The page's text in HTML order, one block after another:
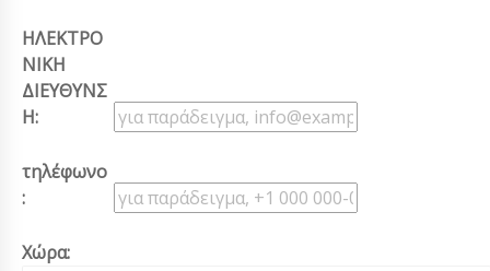
ΗΛΕΚΤΡΟ
ΝΙΚΗ
ΔΙΕΥΘΥΝΣ
Η:
τηλέφωνο
:
Χώρα: